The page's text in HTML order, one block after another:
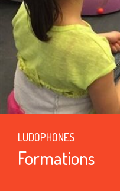
LUDOPHONES
Formations